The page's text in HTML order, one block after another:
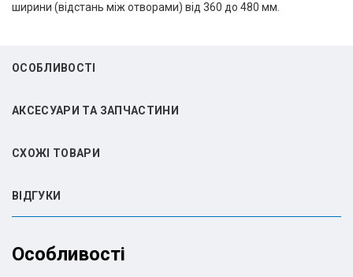
ширини (відстань між отворами) від 360 до 480 мм.
ОСОБЛИВОСТІ
АКСЕСУАРИ ТА ЗАПЧАСТИНИ
СХОЖІ ТОВАРИ
ВIДГУКИ
Особливості